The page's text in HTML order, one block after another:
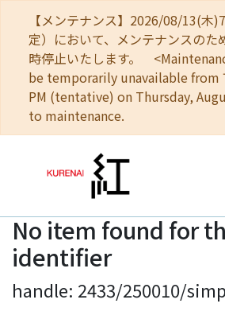
【メンテナンス】2026/08/13(木
定）において、メンテナンスのた
時停止いたします。
be temporarily unavailable from
PM (tentative) on Thursday,
to maintenance.
Home
Communities
Browse
No item found for
identifier
handle: 2433/250010/